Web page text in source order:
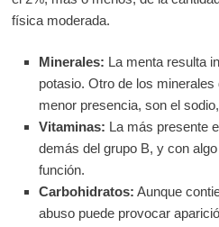
física moderada.
Minerales: La menta resulta
potasio. Otro de los minerales
menor presencia, son el
Vitaminas: La más presente
demás del grupo B, y con
función.
Carbohidratos: Aunque
abuso puede provocar